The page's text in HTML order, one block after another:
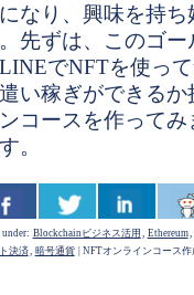
なり、興味を持
先ずは、このゴー
でNFTを使っ
い稼ぎができる
コースを作って
。
Blockchainビジネス活用 , Ethereum,
決済, 暗号通貨 NFTオンラインコース作